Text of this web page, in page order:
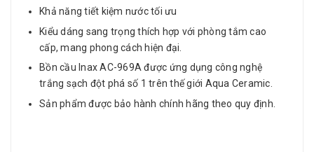
Khả năng tiết kiệm nước tối ưu
Kiểu dáng sang trọng thích hợp với phòng tắm cao
cấp, mang phong cách hiện đại.
Bồn cầu Inax AC-969A được ứng dụng công nghệ
trắng sạch đột phá số 1 trên thế giới Aqua Ceramic.
Sản phẩm được bảo hành chính hãng theo quy định.